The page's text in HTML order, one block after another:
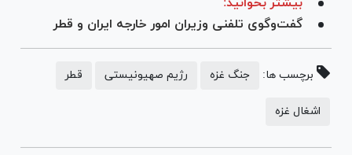
گفت‌وگوی تلفنی وزیران امور خارجه ایران و قطر
برچسب ها: جنگ غزه رژیم صهیونیستی قطر
اشغال غزه